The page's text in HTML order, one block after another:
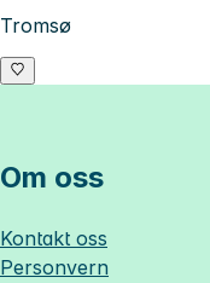
Tromsø
Om oss
Kontakt oss
Personvern